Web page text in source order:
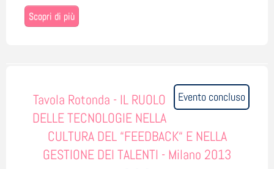
Scopri di più
Evento concluso
Tavola Rotonda - IL RUOLO
DELLE TECNOLOGIE NELLA
CULTURA DEL “FEEDBACK“ E NELLA
GESTIONE DEI TALENTI - Milano 2013